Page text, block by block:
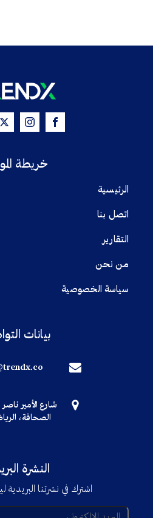
خريطة
الرئيسية
اتصل بنا
التقارير
من نحن
سياسة الخصوصية
بيانات
شارع الأمير
الصحافة، الرياض
النشرة
اشترك في نشرتنا